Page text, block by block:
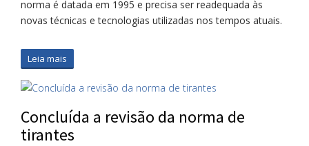
norma é datada em 1995 e precisa ser readequada às
novas técnicas e tecnologias utilizadas nos tempos atuais.
Leia mais
Concluída a revisão da norma de
tirantes